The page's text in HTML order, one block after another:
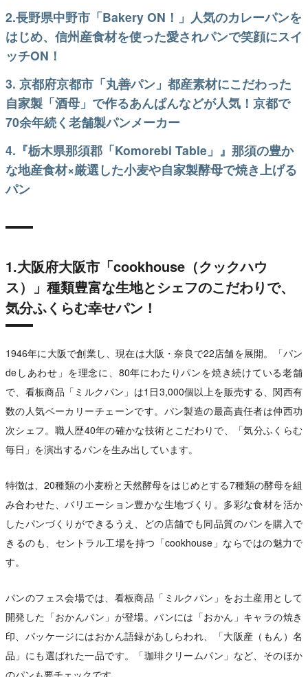
2.長野県中野市「Bakery ON！」人気のカレーパンを
はじめ、信州産食材を使った愛されパンで笑顔にスイ
ッチON！
3. 京都府京都市「丸善パン」都産素材にこだわった
自家製「酒母」で作るあんぱんなどが人気！京都で
70余年続く老舗製パンメーカー
4.『栃木県那須郡「Komorebi Table」』那須の豊か
な地産食材×厳選した小麦や自家製酵母で焼き上げる
パン
1.大阪府大阪市「cookhouse（クックハウ
ス）」種類豊富な生地とシェフのこだわりで、
気分ふくらむ幸せパン！
1946年に大阪で創業し、現在は大阪・奈良で22店舗を展開。「パン
deしあわせ」を理念に、80年にわたりパンを焼き続けている老舗
で、看板商品「ミルクパン」は1日3,000個以上を販売する、関西有
数の人気ベーカリーチェーンです。パン製造の最高責任者は仲西功
次シェフ。職人歴40年の確かな技術とこだわりで、「気分ふくらむ
毎日」を演出するパンを生み出しています。
特徴は、20種類の小麦粉と天然酵母をはじめとする7種類の酵母を組
み合わせた、バリエーション豊かな生地づくり。多彩な食材を活か
したパンづくりができるうえ、どの店舗でも同品質のパンを購入で
きるのも、セントラル工場を持つ「cookhouse」ならではの魅力で
す。
パンのフェス会場では、看板商品「ミルクパン」をお土産用として
開発した「おかんパン」が登場。パンには「おかん」キャラの焼き
印、パッケージにはおかん語録があしらわれ、「大阪産（もん）名
品」にも選ばれた一品です。「珈琲クリームパン」など、そのほか
のパンも要チェックです。